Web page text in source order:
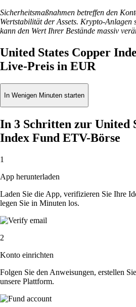
Sicherheitsmaßnahmen betreffen den
Wertstabilität der Assets. Krypto-
kann den Wert Ihrer Bestände massiv
United States Copper
Live-Preis in EUR
In Wenigen Minuten starten
In 3 Schritten zur United
Index Fund ETV-Börse
1
App herunterladen
Laden Sie die App, verifizieren Sie Ihre
legen Sie in Minuten los.
2
Konto einrichten
Folgen Sie den Anweisungen, erstellen
unsere Plattform.